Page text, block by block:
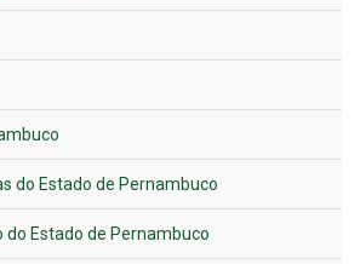
do Estado de Pernambuco
do Estado de Pernambuco